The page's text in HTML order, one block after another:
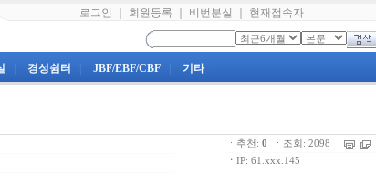
로그인 회원등록 비번분실 현재접속자
경성쉼터 JBF/EBF/CBF 기타
ㆍ추천: 0 ㆍ조회: 2098
ㆍ IP: 61.xxx.145